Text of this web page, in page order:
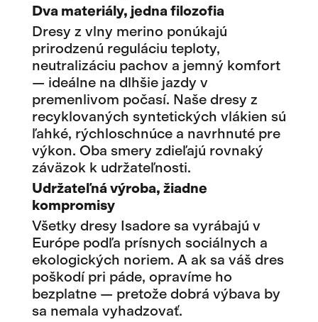
Dva materiály, jedna filozofia
Dresy z vlny merino ponúkajú
prirodzenú reguláciu teploty,
neutralizáciu pachov a jemný komfort
— ideálne na dlhšie jazdy v
premenlivom počasí. Naše dresy z
recyklovaných syntetických vlákien sú
ľahké, rýchloschnúce a navrhnuté pre
výkon. Oba smery zdieľajú rovnaký
záväzok k udržateľnosti.
Udržateľná výroba, žiadne
kompromisy
Všetky dresy Isadore sa vyrábajú v
Európe podľa prísnych sociálnych a
ekologických noriem. A ak sa váš dres
poškodí pri páde, opravíme ho
bezplatne — pretože dobrá výbava by
sa nemala vyhadzovať.